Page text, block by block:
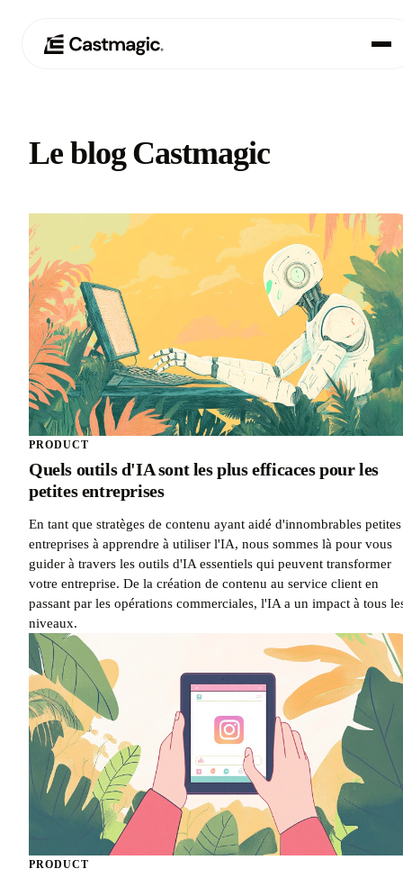
Cas d'utilisation
03 Tarification
04 À propos de nous
Le blog Castmagic
PRODUCT
Quels outils d'IA sont les plus efficaces pour les
petites entreprises
En tant que stratèges de contenu ayant aidé d'innombrables petites
entreprises à apprendre à utiliser l'IA, nous sommes là pour vous
guider à travers les outils d'IA essentiels qui peuvent transformer
votre entreprise. De la création de contenu au service client en
passant par les opérations commerciales, l'IA a un impact à tous
niveaux.
PRODUCT